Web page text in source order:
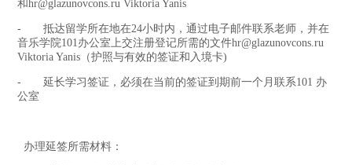
和hr@glazunovcons.ru Viktoria Yanis
- 抵达留学所在地在24小时内，通过电子邮件联系老师，并在
音乐学院101办公室上交注册登记所需的文件hr@glazunovcons.ru
Viktoria Yanis（护照与有效的签证和入境卡)
- 延长学习签证，必须在当前的签证到期前一个月联系101 办
公室
办理延签所需材料：